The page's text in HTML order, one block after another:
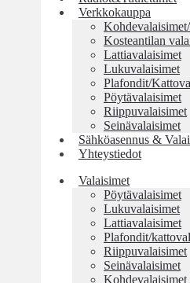
Verkkokauppa
Kosteantilan
Lattiavalaisimet
Lukuvalaisimet
Plafondit/
Pöytävalaisimet
Riippuvalaisimet
Seinävalaisimet
Sähköasennus &
Yhteystiedot
Valaisimet
Pöytävalaisimet
Lukuvalaisimet
Lattiavalaisimet
Plafondit/
Riippuvalaisimet
Seinävalaisimet
Kohdevalaisimet